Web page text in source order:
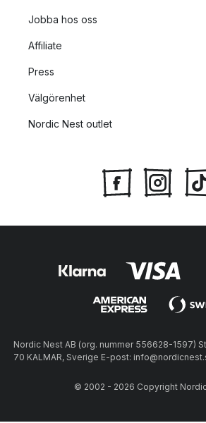
Jobba hos oss
Affiliate
Press
Välgörenhet
Nordic Nest outlet
Nordic Nest AB (org. nummer 556628-1597)
70 KALMAR, Sverige E-post:
© 2002 - 2026 Copyright